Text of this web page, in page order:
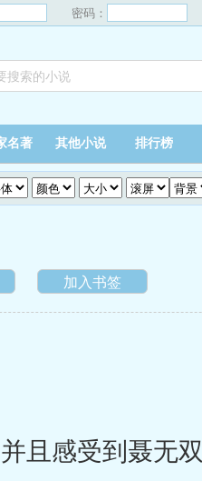
密码：
名著 其他小说 排行榜
加入书签
感受到聂无